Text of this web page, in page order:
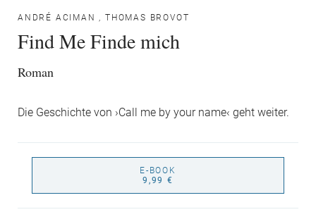
ANDRÉ ACIMAN ,THOMAS BROVOT
Find Me Finde mich
Roman
Die Geschichte von ›Call me by your name‹ geht weiter.
E-BOOK
9,99 €